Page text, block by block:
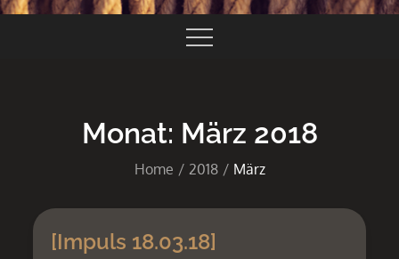
Monat: März 2018
Home 2018 März
[Impuls 18.03.18]